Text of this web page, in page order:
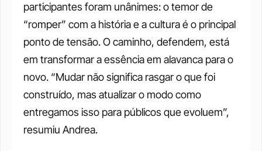
participantes foram unânimes: o temor de
“romper” com a história e a cultura é o principal
ponto de tensão. O caminho, defendem, está
em transformar a essência em alavanca para o
novo. “Mudar não significa rasgar o que foi
construído, mas atualizar o modo como
entregamos isso para públicos que evoluem”,
resumiu Andrea.